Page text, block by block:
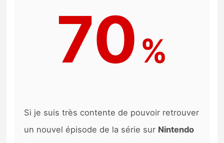
70 %
Si je suis très contente de pouvoir retrouver
un nouvel épisode de la série sur Nintendo